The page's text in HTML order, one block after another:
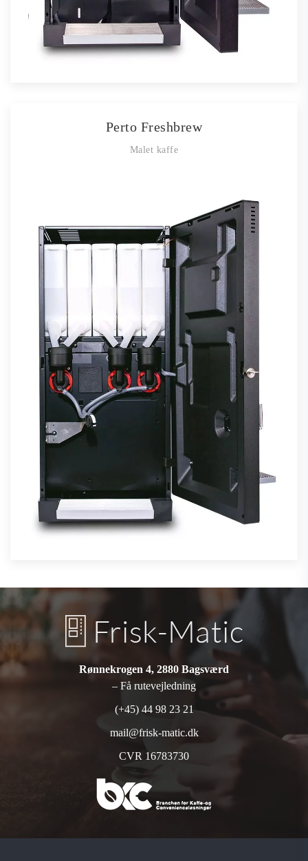
Perto Freshbrew
Malet kaffe
Rønnekrogen 4, 2880 Bagsværd
– Få rutevejledning
(+45) 44 98 23 21
mail@frisk-matic.dk
CVR 16783730